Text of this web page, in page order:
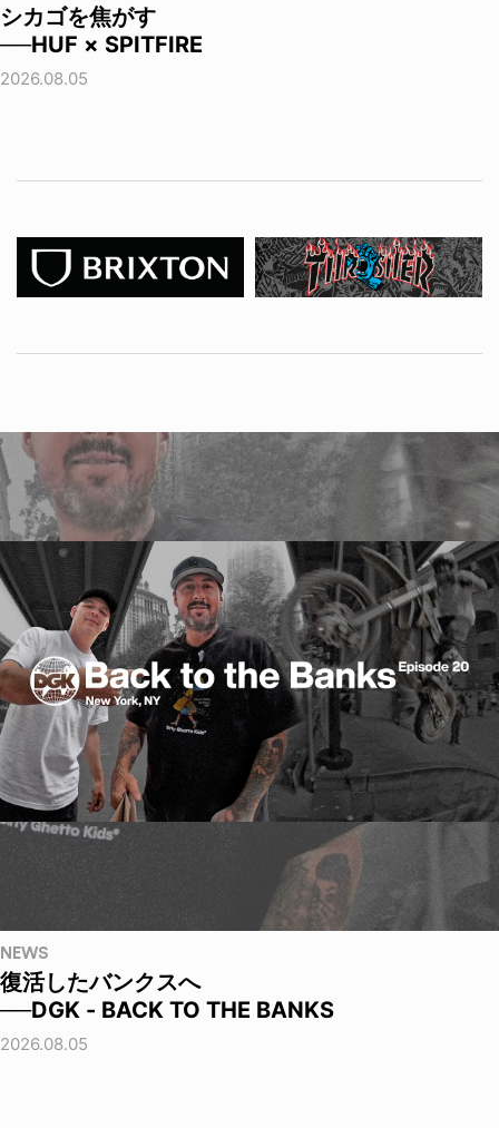
シカゴを焦がす
──HUF × SPITFIRE
2026.08.05
NEWS
復活したバンクスへ
──DGK - BACK TO THE BANKS
2026.08.05